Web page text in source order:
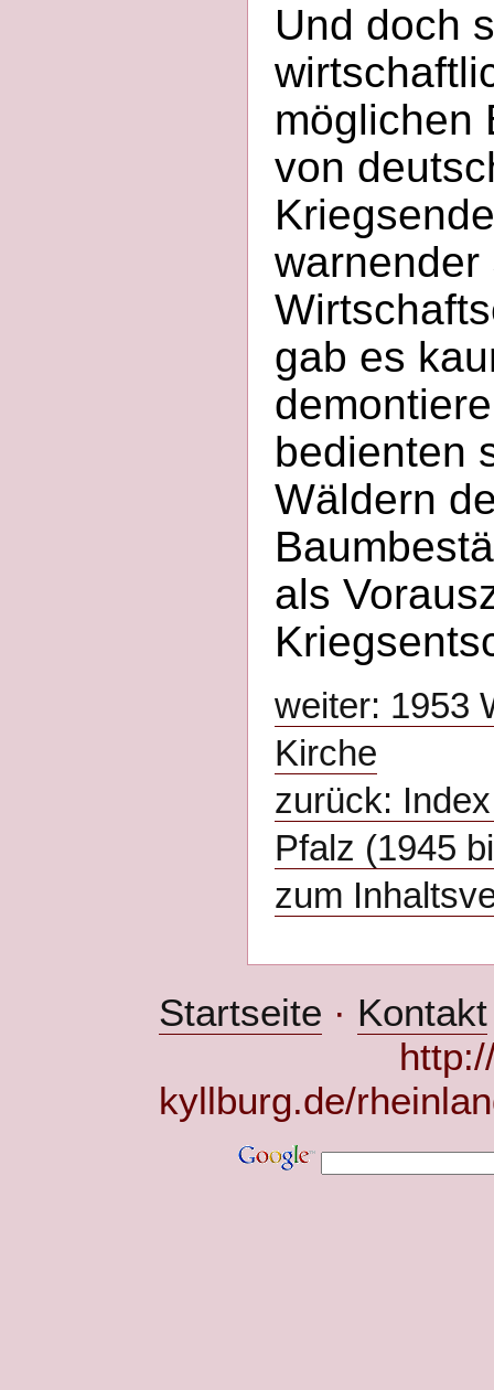
Und doch
möglichen
von
warnender
gab es
bedienten
Wäldern
als
weiter: 1953
Kirche
zurück:
Pfalz (1945
zum
Startseite · Kontakt
kyllburg.de/